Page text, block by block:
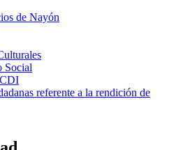
de Nayón
Social
referente a la rendición de